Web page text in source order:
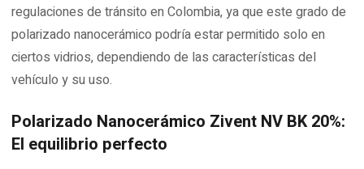
regulaciones de tránsito en Colombia, ya que este grado de
polarizado nanocerámico podría estar permitido solo en
ciertos vidrios, dependiendo de las características del
vehículo y su uso.
Polarizado Nanocerámico Zivent NV BK 20%:
El equilibrio perfecto